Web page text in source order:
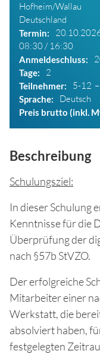
Hofheim/Wallau
Deutschland
Termin
08:30 / 16:30
Anmeldeschluss
Tage 2
Teilnehmer 5-12
Sprache Deutsch
Preis brutto (inkl.
Beschreibung
Schulungsziel:
In dieser Schulung
Kenntnisse für die
Überprüfung der
nach §57b StVZO.
Der erfolgreiche
Mitarbeiter einer
Werkstatt, die
absolviert haben,
festgelegten